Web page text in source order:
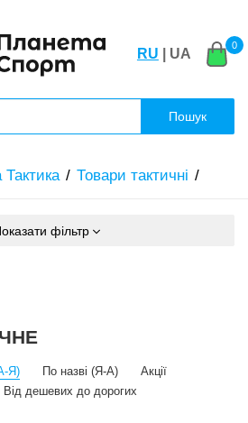
RU | UA
0
Пошук
Товари тактичні
фільтр
Я) По назві (Я-А)
Акції
Від дешевих до дорогих